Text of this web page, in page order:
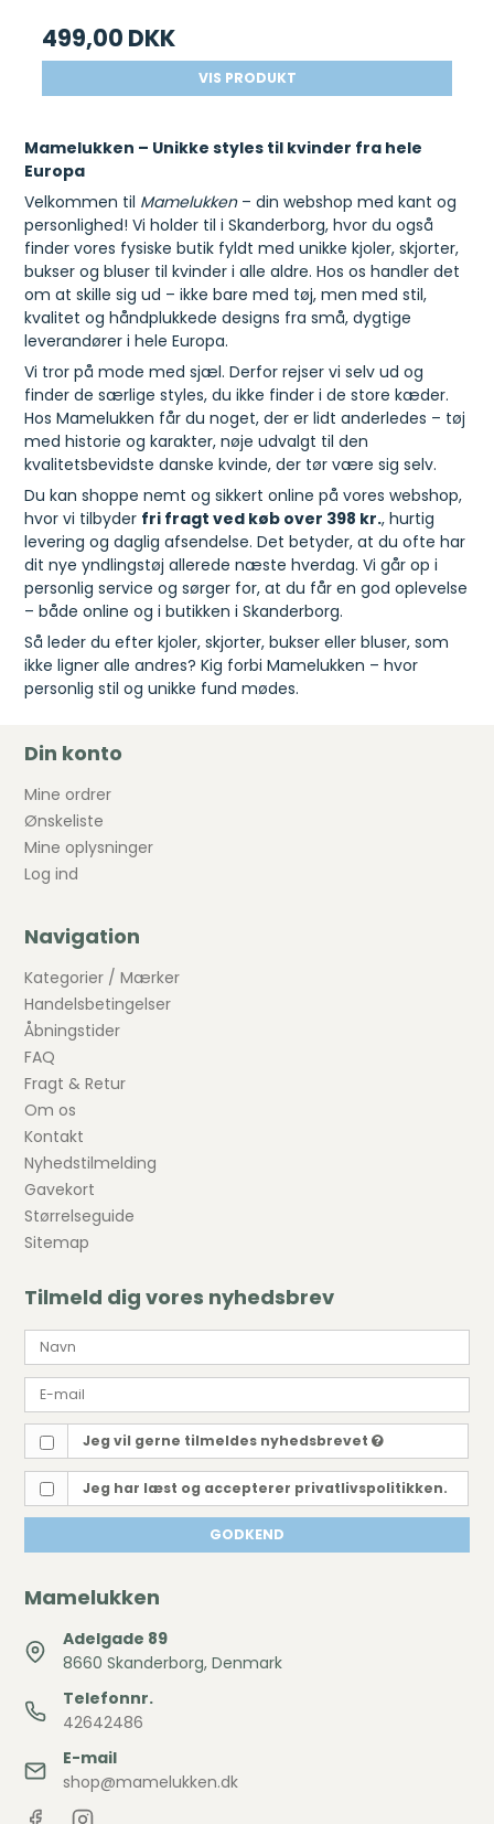
499,00 DKK
VIS PRODUKT
Mamelukken – Unikke styles til kvinder fra hele
Europa
Velkommen til Mamelukken– din webshop med kant og
personlighed! Vi holder til i Skanderborg, hvor du også
finder vores fysiske butik fyldt med unikke kjoler, skjorter,
bukser og bluser til kvinder i alle aldre. Hos os handler det
om at skille sig ud – ikke bare med tøj, men med stil,
kvalitet og håndplukkede designs fra små, dygtige
leverandører i hele Europa.
Vi tror på mode med sjæl. Derfor rejser vi selv ud og
finder de særlige styles, du ikke finder i de store kæder.
Hos Mamelukken får du noget, der er lidt anderledes – tøj
med historie og karakter, nøje udvalgt til den
kvalitetsbevidste danske kvinde, der tør være sig selv.
Du kan shoppe nemt og sikkert online på vores webshop,
hvor vi tilbyder fri fragt ved køb over 398 kr., hurtig
levering og daglig afsendelse. Det betyder, at du ofte har
dit nye yndlingstøj allerede næste hverdag. Vi går op i
personlig service og sørger for, at du får en god oplevelse
– både online og i butikken i Skanderborg.
Så leder du efter kjoler, skjorter, bukser eller bluser, som
ikke ligner alle andres? Kig forbi Mamelukken – hvor
personlig stil og unikke fund mødes.
Din konto
Mine ordrer
Ønskeliste
Mine oplysninger
Log ind
Navigation
Kategorier / Mærker
Handelsbetingelser
Åbningstider
FAQ
Fragt & Retur
Om os
Kontakt
Nyhedstilmelding
Gavekort
Størrelseguide
Sitemap
Tilmeld dig vores nyhedsbrev
Jeg vil gerne tilmeldes nyhedsbrevet
Jeg har læst og accepterer privatlivspolitikken.
GODKEND
Mamelukken
Adelgade 89
8660 Skanderborg, Denmark
Telefonnr.
42642486
E-mail
shop@mamelukken.dk